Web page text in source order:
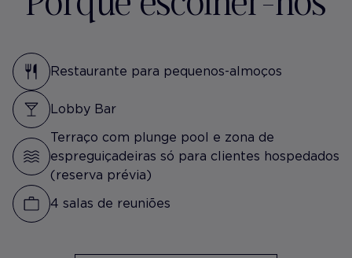
Restaurante para pequenos-almoços
Lobby Bar
Terraço com plunge pool e zona de
espreguiçadeiras só para clientes hospedados
(reserva prévia)
4 salas de reuniões